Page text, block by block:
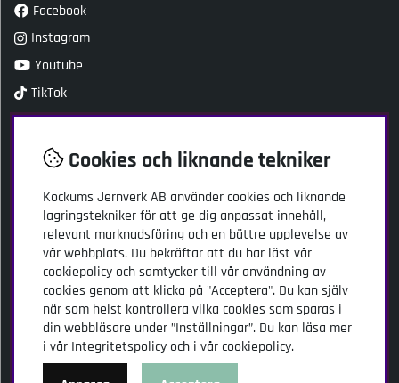
Facebook
Instagram
Youtube
TikTok
Kundtjänst
Adress: Stansgatan 2
334 32 Anderstorp
kundservice@kockumsjernverk.se
Tel: 020-103141
Öppettider:
måndag-torsdag 9.00-16.00
fredag 9.00-15.00
Cookies och liknande tekniker
Kockums Jernverk AB använder cookies och liknande
lagringstekniker för att ge dig anpassat innehåll,
relevant marknadsföring och en bättre upplevelse av
vår webbplats. Du bekräftar att du har läst vår
cookiepolicy och samtycker till vår användning av
cookies genom att klicka på "Acceptera". Du kan själv
när som helst kontrollera vilka cookies som sparas i
din webbläsare under ”Inställningar”. Du kan läsa mer
i vår Integritetspolicy och i vår cookiepolicy.